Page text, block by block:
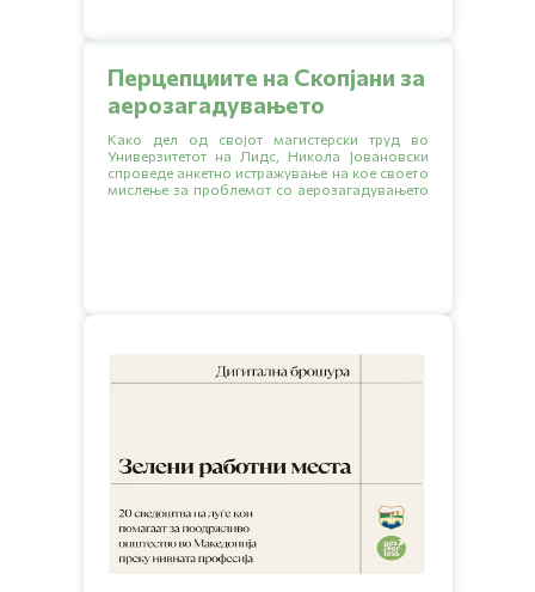
Перцепциите на Скопјани за
аерозагадувањето
Како дел од својот магистерски труд во
Универзитетот на Лидс, Никола Јовановски
спроведе анкетно истражување на кое своето
мислење за проблемот со аерозагадувањето